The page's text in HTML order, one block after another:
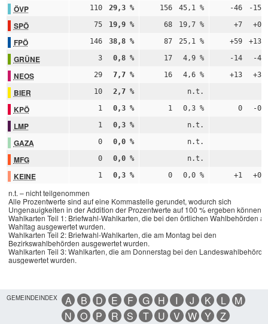
ÖVP 110 29,3 % 156 45,1 % -46 -
SPÖ 75 19,9 % 68 19,7 % +7
FPÖ 146 38,8 % 87 25,1 % +59
GRÜNE 3 0,8 % 17 4,9 % -14 -
NEOS 29 7,7 % 16 4,6 % +13
BIER 10 2,7 % n.t.
KPÖ 1 0,3 % 1 0,3 % 0 -
LMP 1 0,3 % n.t.
GAZA 0 0,0 % n.t.
MFG 0 0,0 % n.t.
KEINE 1 0,3 % 0 0,0 % +1
n.t. – nicht teilgenommen
Alle Prozentwerte sind auf eine Kommastelle gerundet, wodurch sich
Ungenauigkeiten in der Addition der Prozentwerte auf 100 % ergeben können.
Wahlkarten Teil 1: Briefwahl-Wahlkarten, die bei den örtlichen Wahlbehörden
Wahltag ausgewertet wurden.
Wahlkarten Teil 2: Briefwahl-Wahlkarten, die am Montag bei den
Bezirkswahlbehörden ausgewertet wurden.
Wahlkarten Teil 3: Wahlkarten, die am Donnerstag bei den
ausgewertet wurden.
GEMEINDEINDEX A B D E F G H I J K L
M
N
O P R S T U V W Y Z